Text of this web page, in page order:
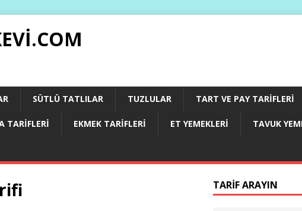
SÜTLÜ TATLILAR TUZLULAR TART VE PAY TARIFLERI
TARIFLERI EKMEK TARIFLERI ET YEMEKLERI TAVUK
TARIF ARAYIN